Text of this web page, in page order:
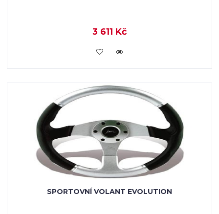
3 611 Kč
KOUPIT
SPORTOVNÍ VOLANT EVOLUTION